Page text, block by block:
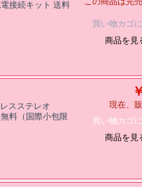
接続キット 送料
買い物カゴ
商品を見
スステレオ
料（国際小包限
現在、
買い物カゴ
商品を見